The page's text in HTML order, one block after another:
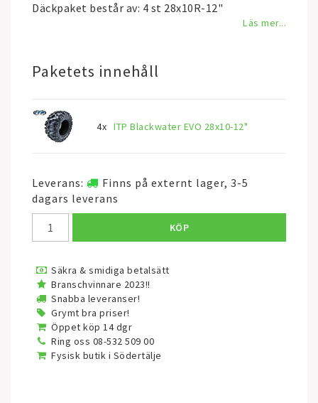
Däckpaket består av: 4 st 28x10R-12"
Läs mer...
Paketets innehåll
4x ITP Blackwater EVO 28x10-12"
Leverans:
Finns på externt lager, 3-5
dagars leverans
KÖP
Säkra & smidiga betalsätt
Branschvinnare 2023!!
Snabba leveranser!
Grymt bra priser!
Öppet köp 14 dgr
Ring oss 08-532 509 00
Fysisk butik i Södertälje